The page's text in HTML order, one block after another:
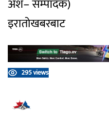
अंश– सम्पादक)
इरातोखबरबाट
295 views